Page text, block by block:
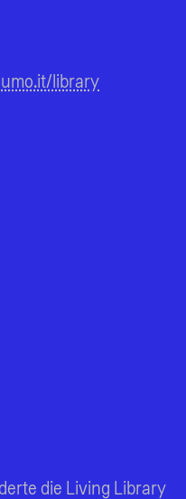
library
die Living Library